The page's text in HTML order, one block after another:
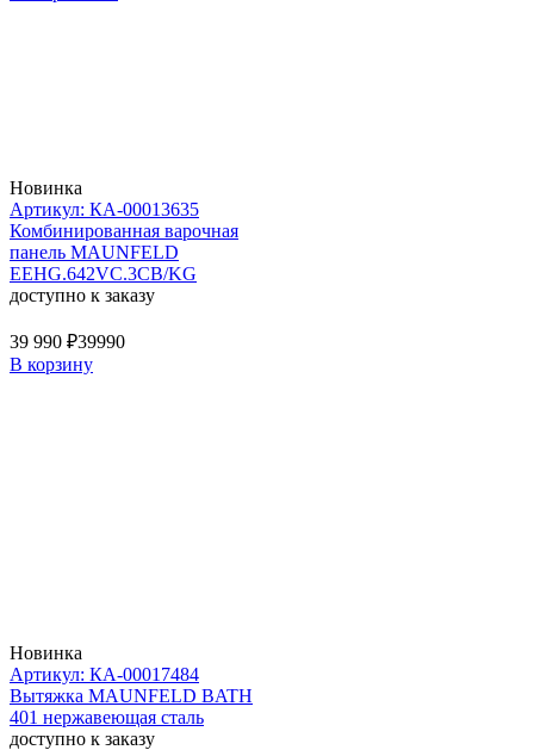
Новинка
Артикул: КА-00013635
Комбинированная варочная
панель MAUNFELD
EEHG.642VC.3CB/KG
доступно к заказу
39 990 ₽39990
В корзину
Новинка
Артикул: КА-00017484
Вытяжка MAUNFELD BATH
401 нержавеющая сталь
доступно к заказу